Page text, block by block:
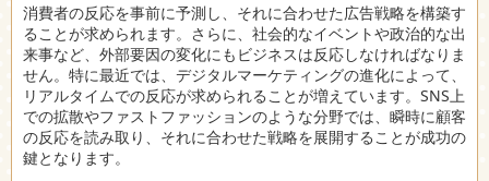
消費者の反応を事前に予測し、それに合わせた広告戦略を構築す
ることが求められます。さらに、社会的なイベントや政治的な出
来事など、外部要因の変化にもビジネスは反応しなければなりま
せん。特に最近では、デジタルマーケティングの進化によって、
リアルタイムでの反応が求められることが増えています。SNS上
での拡散やファストファッションのような分野では、瞬時に顧客
の反応を読み取り、それに合わせた戦略を展開することが成功の
鍵となります。